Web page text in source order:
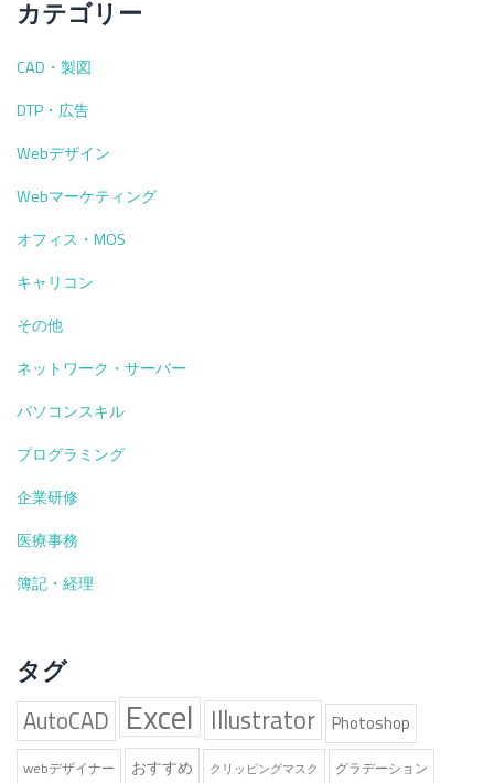
勉
し
て
い
る
必
処
置
料
の
定
法
略
称
用
語
カテゴリー
CAD・製図
DTP・広告
Webデザイン
Webマーケティング
オフィス・MOS
キャリコン
その他
ネットワーク・サーバー
パソコンスキル
プログラミング
企業研修
医療事務
簿記・経理
タグ
AutoCAD Excel Illustrator Photoshop
webデザイナー おすすめ クリッピングマスク グラデーション